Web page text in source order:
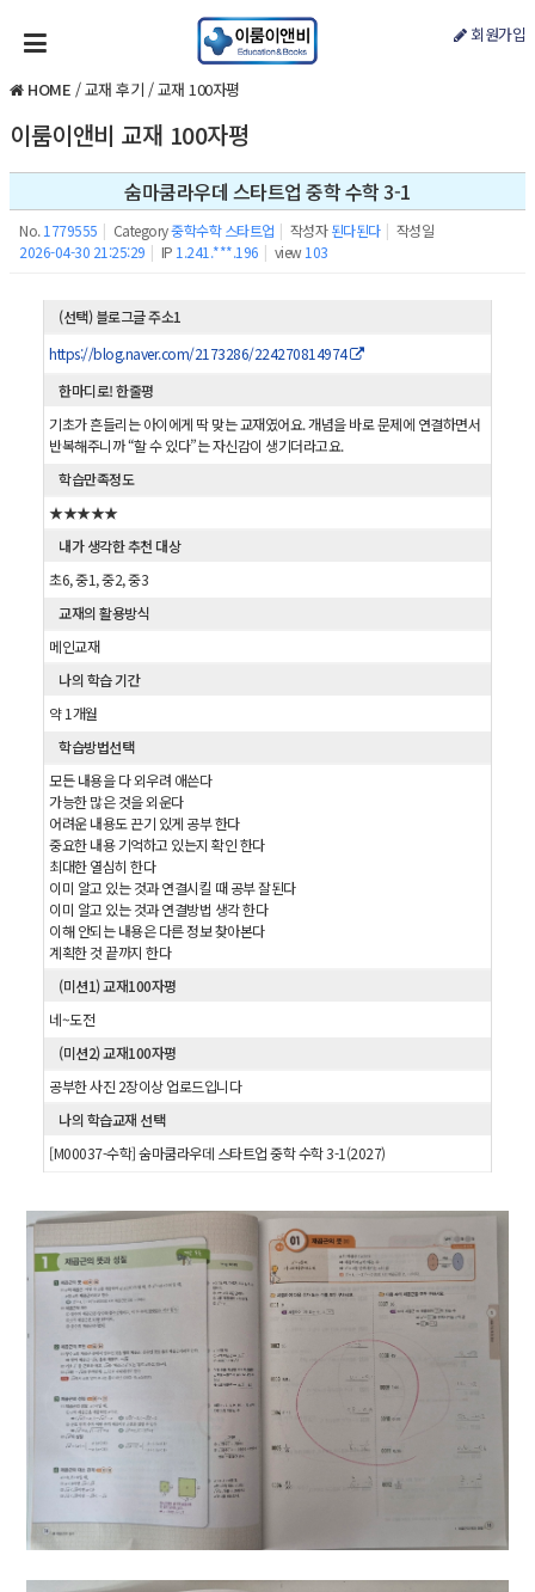
회원가입
HOME /교재 후기 /교재 100자평
이룸이앤비 교재 100자평
숨마쿰라우데 스타트업 중학 수학 3-1
No. 1779555 | Category중학수학 스타트업 | 작성자 된다된다 | 작성일
2026-04-30 21:25:29 | IP 1.241.***.196 | view 103
(선택) 블로그글 주소1
https://blog.naver.com/2173286/224270814974
한마디로! 한줄평
기초가 흔들리는 아이에게 딱 맞는 교재였어요. 개념을 바로 문제에 연결하면서
반복해주니까 “할 수 있다”는 자신감이 생기더라고요.
학습만족정도
★★★★★
내가 생각한 추천 대상
초6, 중1, 중2, 중3
교재의 활용방식
메인교재
나의 학습 기간
약 1개월
학습방법선택
모든 내용을 다 외우려 애쓴다
가능한 많은 것을 외운다
어려운 내용도 끈기 있게 공부 한다
중요한 내용 기억하고 있는지 확인 한다
최대한 열심히 한다
이미 알고 있는 것과 연결시킬 때 공부 잘된다
이미 알고 있는 것과 연결방법 생각 한다
이해 안되는 내용은 다른 정보 찾아본다
계획한 것 끝까지 한다
(미션1) 교재100자평
네~도전
(미션2) 교재100자평
공부한 사진 2장이상 업로드입니다
나의 학습교재 선택
[M00037-수학] 숨마쿰라우데 스타트업 중학 수학 3-1(2027)